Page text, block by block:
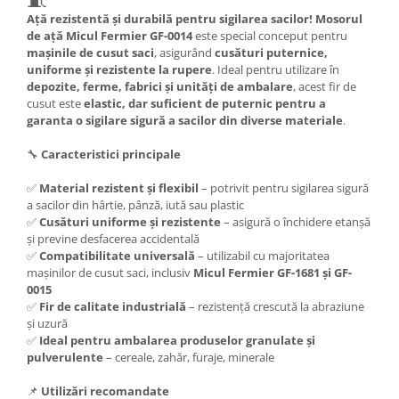
Tractoraș de tuns gazonul
Zootehnie
Incubatoare, oparitoare si
deplumatoare
Echipamente pentru animale
Aparate de tuns animale
animale
Tarcuri animale
Semanatori
Masini batut stalpi si accesorii
Roabe & accesorii
Casute gradina si cutii depozitare
Mobilier gradina
Corturi, Prelate si plase de
umbrire
Lopeti zapada
Ață rezistentă și durabilă pentru sigilarea sacilor! Mosorul
de ață Micul Fermier GF-0014este special conceput pentru
mașinile de cusut saci, asigurând cusături puternice,
uniforme și rezistente la rupere. Ideal pentru utilizare în
depozite, ferme, fabrici și unități de ambalare, acest fir de
cusut esteelastic, dar suficient de puternic pentru a
garanta o sigilare sigură a sacilor din diverse materiale.
🔧 Caracteristici principale
✅ Material rezistent și flexibil – potrivit pentru sigilarea sigură
a sacilor din hârtie, pânză, iută sau plastic
✅Cusături uniforme și rezistente – asigură o închidere etanșă
și previne desfacerea accidentală
✅Compatibilitate universală – utilizabil cu majoritatea
mașinilor de cusut saci, inclusiv Micul Fermier GF-1681 și GF-
0015
✅ Fir de calitate industrială – rezistență crescută la abraziune
și uzură
✅ Ideal pentru ambalarea produselor granulate și
pulverulente – cereale, zahăr, furaje, minerale
📌 Utilizări recomandate